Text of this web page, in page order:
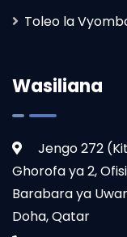
Toleo la
Wasiliana
Jengo 272
Ghorofa ya 2,
Barabara ya
Doha, Qatar